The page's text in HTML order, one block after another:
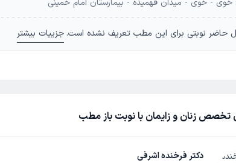
خوی - خوی - میدان فهمیده - بیمارستان امام خمینی
حاضر نوبتی برای این مطب تعریف نشده است. جزییات بیشتر
تخصص زنان و زایمان با نوبت باز مطب
دکتر فرخنده اشرفی